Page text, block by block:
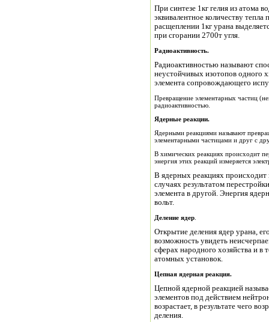
При синтезе 1кг гелия из атома
эквивалентное количеству тепла
расщеплении 1кг урана
при сгорании 2700т угля.
Радиоактивность.
Радиоактивностью называют
неустойчивых изотопов одного
элемента сопровождающего
Превращение элементарных частиц
радиоактивностью.
Ядерные реакции.
Ядерными реакциями называют
элементарными частицами и друг с
В химических реакциях происходит
энергия этих реакций измеряется
В ядерных реакциях происходит
случаях результатом
элемента в другой. Энергия
вольт.
Деление ядер
Открытие деления ядер урана,
возможность увидеть
сферах народного хозяйства и в
атомных установок.
Цепная ядерная реакция.
Цепной ядерной реакцией
элементов под действием
возрастает, в результате чего
деления.